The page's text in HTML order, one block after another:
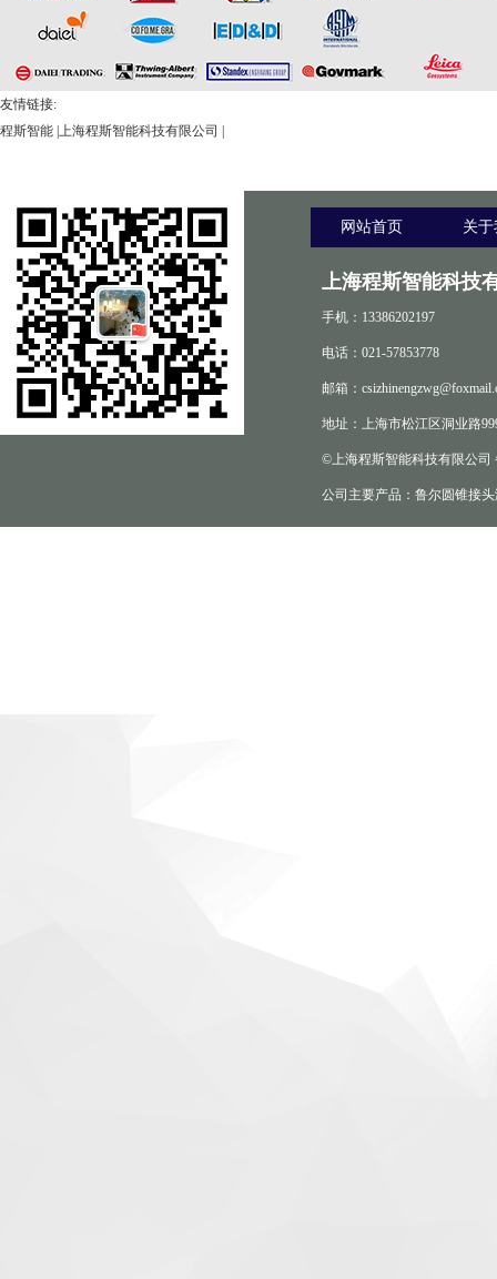
友情链接:
程斯智能 上海程斯智能科技有限公司
网站首页 关
上海程斯智能科技
手机：13386202197
电话：021-57853778
邮箱：
地址：上海市松江区洞业路
©上海程斯智能科技有限公司
公司主要产品：鲁尔圆锥接